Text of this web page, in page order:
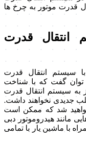
قدرت موتور به چرخ ها
انتقال قدرت
سیستم انتقال قدرت
توان گفت که با شناخت
به سیستم انتقال قدرت
جدیدی نخواهند داشت.
خواهید شد که ممکن است
مانند هیدروموتور دبی
با ماشین یار با تمامی